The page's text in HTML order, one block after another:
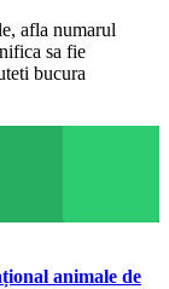
afla numarul
sa fie
bucura
animale de